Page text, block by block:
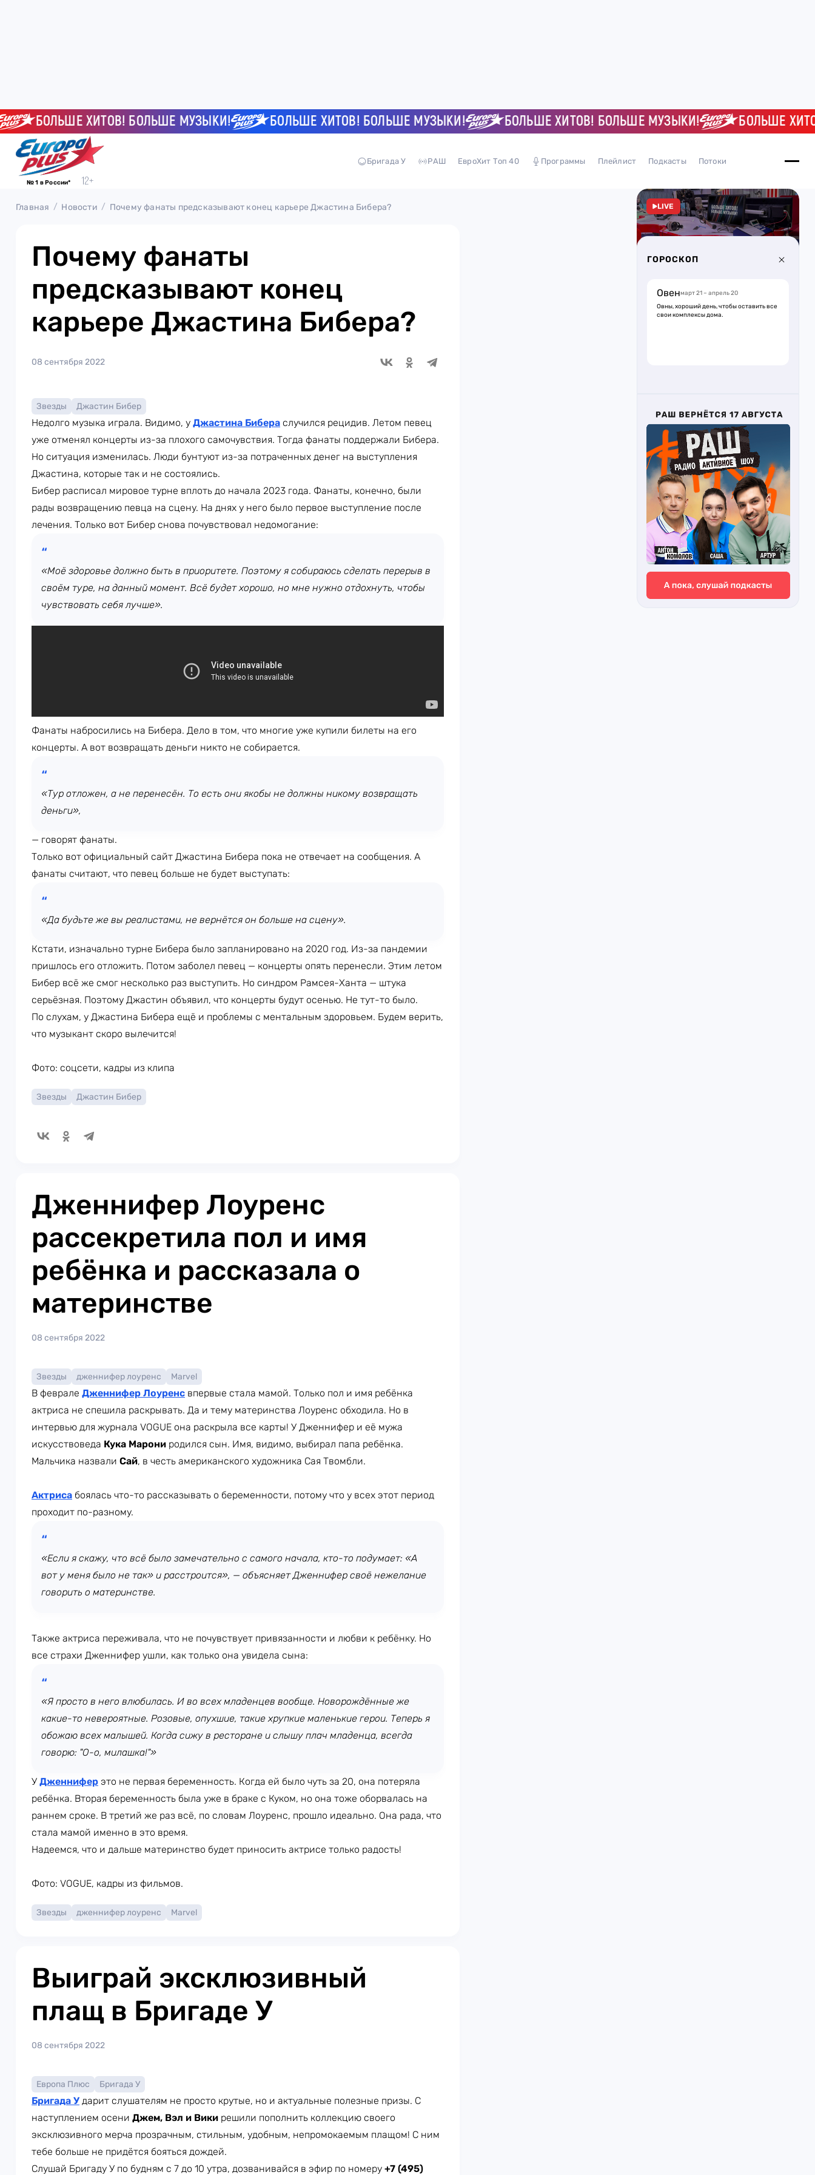
БОЛЬШЕ ХИТОВ! БОЛЬШЕ МУЗЫКИ! БОЛЬШЕ ХИТОВ! БОЛЬШЕ МУЗЫКИ! БОЛЬШЕ ХИТОВ! БОЛЬШЕ МУЗЫКИ! БОЛЬШЕ ХИТОВ!
№ 1 в России*
Бригада У РАШ ЕвроХит Топ 40 Программы Плейлист Подкасты Потоки
Главная Новости Почему фанаты предсказывают конец карьере Джастина Бибера?
Почему фанаты
предсказывают конец
карьере Джастина Бибера?
08 сентября 2022
Звезды Джастин Бибер
Недолго музыка играла. Видимо, у Джастина Бибера случился рецидив. Летом певец
уже отменял концерты из-за плохого самочувствия. Тогда фанаты поддержали Бибера.
Но ситуация изменилась. Люди бунтуют из-за потраченных денег на выступления
Джастина, которые так и не состоялись.
Бибер расписал мировое турне вплоть до начала 2023 года. Фанаты, конечно, были
рады возвращению певца на сцену. На днях у него было первое выступление после
лечения. Только вот Бибер снова почувствовал недомогание:
«Моё здоровье должно быть в приоритете. Поэтому я собираюсь сделать перерыв в
своём туре, на данный момент. Всё будет хорошо, но мне нужно отдохнуть, чтобы
чувствовать себя лучше».
Фанаты набросились на Бибера. Дело в том, что многие уже купили билеты на его
концерты. А вот возвращать деньги никто не собирается.
«Тур отложен, а не перенесён. То есть они якобы не должны никому возвращать
деньги»,
— говорят фанаты.
Только вот официальный сайт Джастина Бибера пока не отвечает на сообщения. А
фанаты считают, что певец больше не будет выступать:
«Да будьте же вы реалистами, не вернётся он больше на сцену».
Кстати, изначально турне Бибера было запланировано на 2020 год. Из-за пандемии
пришлось его отложить. Потом заболел певец — концерты опять перенесли. Этим летом
Бибер всё же смог несколько раз выступить. Но синдром Рамсея-Ханта — штука
серьёзная. Поэтому Джастин объявил, что концерты будут осенью. Не тут-то было.
По слухам, у Джастина Бибера ещё и проблемы с ментальным здоровьем. Будем верить,
что музыкант скоро вылечится!
Фото: соцсети, кадры из клипа
Звезды Джастин Бибер
Дженнифер Лоуренс
рассекретила пол и имя
ребёнка и рассказала о
материнстве
08 сентября 2022
Звезды дженнифер лоуренс Marvel
В феврале Дженнифер Лоуренс впервые стала мамой. Только пол и имя ребёнка
актриса не спешила раскрывать. Да и тему материнства Лоуренс обходила. Но в
интервью для журнала VOGUE она раскрыла все карты! У Дженнифер и её мужа
искусствоведа Кука Марони родился сын. Имя, видимо, выбирал папа ребёнка.
Мальчика назвали Сай, в честь американского художника Сая Твомбли.
Актриса боялась что-то рассказывать о беременности, потому что у всех этот период
проходит по-разному.
«Если я скажу, что всё было замечательно с самого начала, кто-то подумает: «А
вот у меня было не так» и расстроится», — объясняет Дженнифер своё нежелание
говорить о материнстве.
Также актриса переживала, что не почувствует привязанности и любви к ребёнку. Но
все страхи Дженнифер ушли, как только она увидела сына:
«Я просто в него влюбилась. И во всех младенцев вообще. Новорождённые же
какие-то невероятные. Розовые, опухшие, такие хрупкие маленькие герои. Теперь я
обожаю всех малышей. Когда сижу в ресторане и слышу плач младенца, всегда
говорю: "О-о, милашка!"»
У Дженнифер это не первая беременность. Когда ей было чуть за 20, она потеряла
ребёнка. Вторая беременность была уже в браке с Куком, но она тоже оборвалась на
раннем сроке. В третий же раз всё, по словам Лоуренс, прошло идеально. Она рада, что
стала мамой именно в это время.
Надеемся, что и дальше материнство будет приносить актрисе только радость!
Фото: VOGUE, кадры из фильмов.
Звезды дженнифер лоуренс Marvel
Выиграй эксклюзивный
плащ в Бригаде У
08 сентября 2022
Европа Плюс Бригада У
Бригада У дарит слушателям не просто крутые, но и актуальные полезные призы. С
наступлением осени Джем, Вэл и Вики решили пополнить коллекцию своего
эксклюзивного мерча прозрачным, стильным, удобным, непромокаемым плащом! С ним
тебе больше не придётся бояться дождей.
Слушай Бригаду У по будням с 7 до 10 утра, дозванивайся в эфир по номеру +7 (495)
LIVE
ГОРОСКОП
Овенмарт 21 – апрель 20
Овны, хороший день, чтобы оставить все
свои комплексы дома.